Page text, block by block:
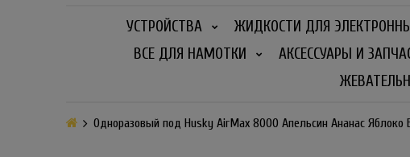
УСТРОЙСТВА ЖИДКОСТИ ДЛЯ
ВСЕ ДЛЯ НАМОТКИ
АКСЕССУАРЫ И
Одноразовый под Husky AirMax 8000 Апельсин Ананас Яблоко